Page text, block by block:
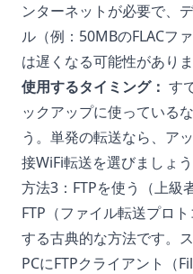
ンターネットが必要で、
ル（例：50MBのFLACフ
は遅くなる可能性がありま
使用するタイミング： す
ックアップに使っている
う。単発の転送なら、ア
接WiFi転送を選びましょう
方法3：FTPを使う（上級
FTP（ファイル転送プロ
する古典的な方法です。
PCにFTPクライアント（